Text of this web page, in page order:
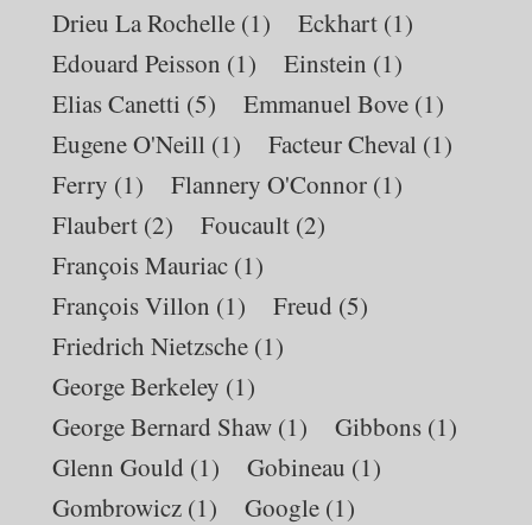
Drieu La Rochelle (1) Eckhart (1)
Edouard Peisson (1) Einstein (1)
Elias Canetti (5) Emmanuel Bove (1)
Eugene O'Neill (1) Facteur Cheval (1)
Ferry (1) Flannery O'Connor (1)
Flaubert (2) Foucault (2)
François Mauriac (1)
François Villon (1) Freud (5)
Friedrich Nietzsche (1)
George Berkeley (1)
George Bernard Shaw (1) Gibbons (1)
Glenn Gould (1) Gobineau (1)
Gombrowicz (1) Google (1)